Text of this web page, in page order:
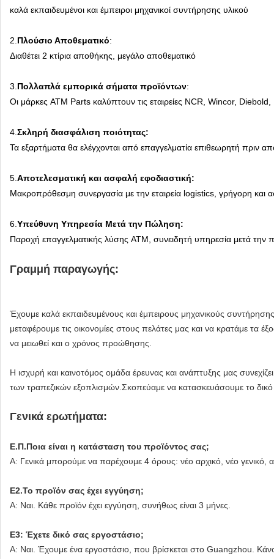
καλά εκπαιδευμένοι και έμπειροι μηχανικοί συντήρησης υλικού
2. Πλούσιο Αποθεματικό:
Διαθέτει 2 κτίρια αποθήκης, μεγάλο αποθεματικό
3. Πολλαπλά εμπορικά σήματα προϊόντων:
Οι μάρκες ATM Parts καλύπτουν τις εταιρείες NCR, Wincor,
4. Σκληρή διασφάλιση ποιότητας:
Τα εξαρτήματα θα ελέγχονται από επαγγελματία επιθεωρητή πριν
5. Αποτελεσματική και ασφαλή εφοδιαστική:
Μακροπρόθεσμη συνεργασία με την εταιρεία logistics, γρήγορη
6. Υπεύθυνη Υπηρεσία Μετά την Πώληση:
Παροχή επαγγελματικής λύσης ATM, συνειδητή υπηρεσία μετά την
Γραμμή παραγωγής:
Έχουμε καλά εκπαιδευμένους και έμπειρους μηχανικούς
μεταφέρουμε τις οικονομίες στους πελάτες μας και να κρατάμε τα
να μειωθεί και ο χρόνος προώθησης.
Η ισχυρή και καινοτόμος ομάδα έρευνας και ανάπτυξης μας
των τραπεζικών εξοπλισμών.Σκοπεύαμε να κατασκευάσουμε το
Γενικά ερωτήματα:
Ε.Π.Ποια είναι η κατάσταση του προϊόντος σας;
Α: Γενικά μπορούμε να παρέχουμε 4 όρους: νέο αρχικό, νέο γενικό,
Ε2.Το προϊόν σας έχει εγγύηση;
Α: Ναι. Κάθε προϊόν έχει εγγύηση, συνήθως είναι 3 μήνες.
Ε3: Έχετε δικό σας εργοστάσιο;
Α: Ναι. Έχουμε ένα εργοστάσιο, που βρίσκεται στο Guangzhou.